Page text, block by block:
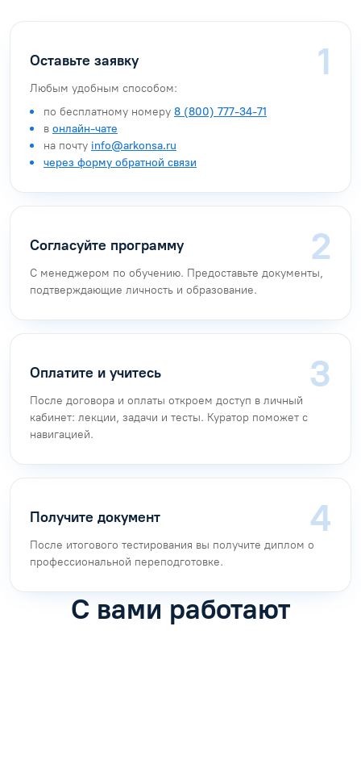
Оставьте заявку
Любым удобным способом:
по бесплатному номеру 8 (800) 777-34-71
в онлайн-чате
на почту info@arkonsa.ru
через форму обратной связи
Согласуйте программу
С менеджером по обучению. Предоставьте документы,
подтверждающие личность и образование.
Оплатите и учитесь
После договора и оплаты откроем доступ в личный
кабинет: лекции, задачи и тесты. Куратор поможет с
навигацией.
Получите документ
После итогового тестирования вы получите диплом о
профессиональной переподготовке.
С вами работают